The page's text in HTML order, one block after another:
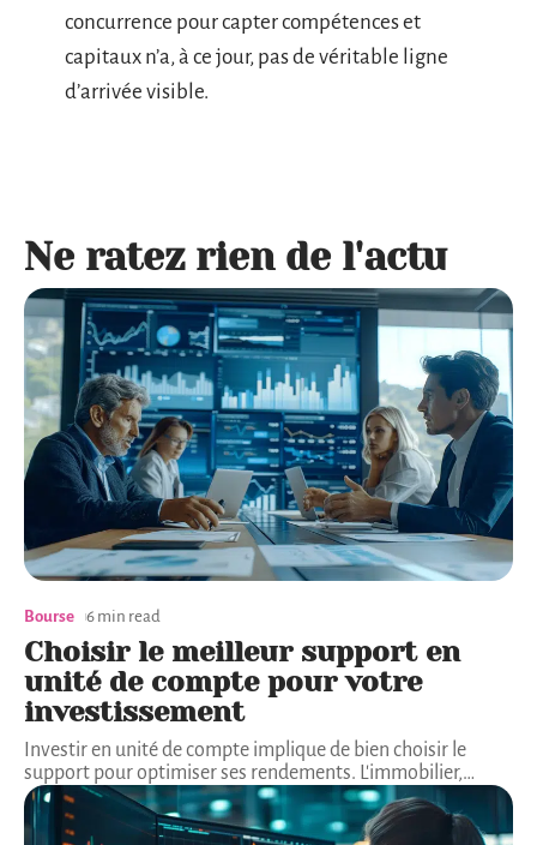
concurrence pour capter compétences et
capitaux n’a, à ce jour, pas de véritable ligne
d’arrivée visible.
Ne ratez rien de l'actu
Bourse 6 min read
Choisir le meilleur support en
unité de compte pour votre
investissement
Investir en unité de compte implique de bien choisir le
support pour optimiser ses rendements. L'immobilier,…